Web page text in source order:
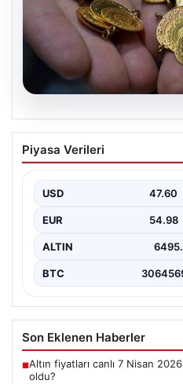
05.08.2026
14 Nisan 2026 Altın
Durum Ve Analizler
çeken altın piyasası,
Piyasa Verileri
USD 47.60
EUR 54.98
ALTIN
BTC
Son Eklenen Haberler
■Altın fiyatları canlı 7 Nisan
oldu?